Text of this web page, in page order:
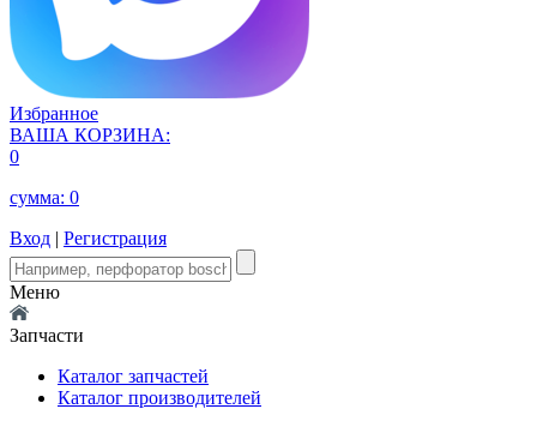
Избранное
ВАША КОРЗИНА:
0
сумма: 0
Вход | Регистрация
Меню
Запчасти
Каталог запчастей
Каталог производителей